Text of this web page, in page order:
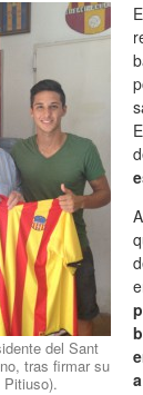
del Sant
tras firmar su